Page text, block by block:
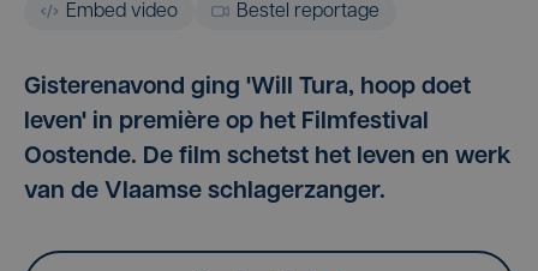
Embed video Bestel reportage
Gisterenavond ging 'Will Tura, hoop doet
leven' in première op het Filmfestival
Oostende. De film schetst het leven en werk
van de Vlaamse schlagerzanger.